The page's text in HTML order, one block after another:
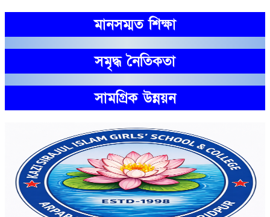
মানসম্মত শিক্ষা
সমৃদ্ধ নৈতিকতা
সামগ্রিক উন্নয়ন